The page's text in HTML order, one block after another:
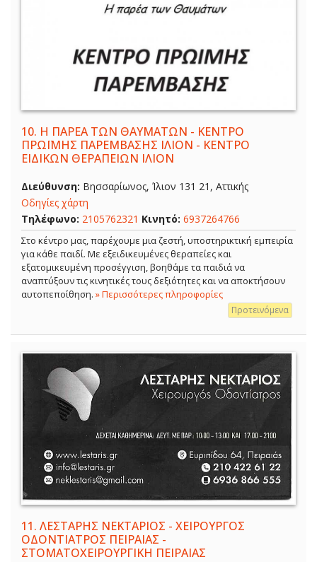
10. Η ΠΑΡΕΑ ΤΩΝ ΘΑΥΜΑΤΩΝ - ΚΕΝΤΡΟ
ΠΡΩΪΜΗΣ ΠΑΡΕΜΒΑΣΗΣ ΙΛΙΟΝ - ΚΕΝΤΡΟ
ΕΙΔΙΚΩΝ ΘΕΡΑΠΕΙΩΝ ΙΛΙΟΝ
Διεύθυνση: Βησσαρίωνος, Ίλιον 131 21, Αττικής
Οδηγίες χάρτη
Τηλέφωνο: 2105762321 Κινητό: 6937264766
Στο κέντρο μας, παρέχουμε μια ζεστή, υποστηρικτική εμπειρία
για κάθε παιδί. Με εξειδικευμένες θεραπείες και
εξατομικευμένη προσέγγιση, βοηθάμε τα παιδιά να
αναπτύξουν τις κινητικές τους δεξιότητες και να αποκτήσουν
αυτοπεποίθηση. » Περισσότερες πληροφορίες
Προτεινόμενα
11. ΛΕΣΤΑΡΗΣ ΝΕΚΤΑΡΙΟΣ - ΧΕΙΡΟΥΡΓΟΣ
ΟΔΟΝΤΙΑΤΡΟΣ ΠΕΙΡΑΙΑΣ -
ΣΤΟΜΑΤΟΧΕΙΡΟΥΡΓΙΚΗ ΠΕΙΡΑΙΑΣ